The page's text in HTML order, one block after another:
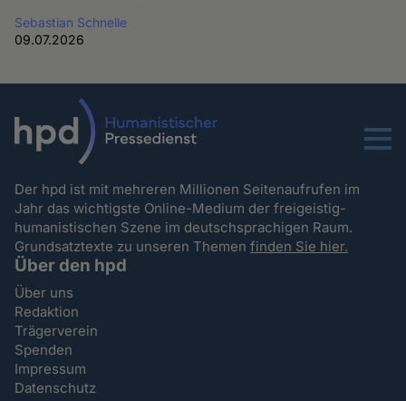
Sebastian Schnelle
09.07.2026
Menu
Der hpd ist mit mehreren Millionen Seitenaufrufen im
Jahr das wichtigste Online-Medium der freigeistig-
humanistischen Szene im deutschsprachigen Raum.
Grundsatztexte zu unseren Themenfinden Sie hier.
Über den hpd
Über uns
Redaktion
Trägerverein
Spenden
Impressum
Datenschutz